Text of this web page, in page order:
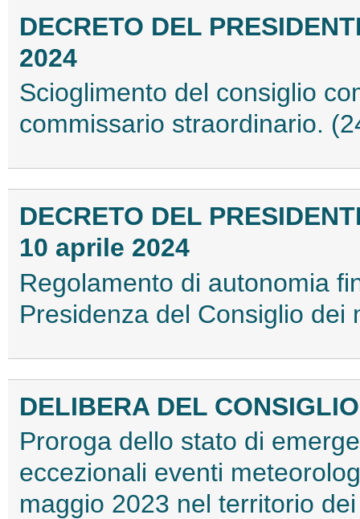
DECRETO DEL
2024
Scioglimento del consiglio
commissario straordinario.
DECRETO DEL
10 aprile 2024
Regolamento di autonomia
Presidenza del Consiglio dei
DELIBERA DEL
Proroga dello stato di
eccezionali eventi
maggio 2023 nel territorio